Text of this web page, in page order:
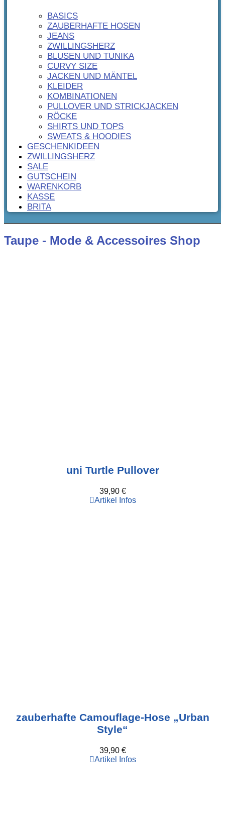
BASICS
ZAUBERHAFTE HOSEN
JEANS
ZWILLINGSHERZ
BLUSEN UND TUNIKA
CURVY SIZE
JACKEN UND MÄNTEL
KLEIDER
KOMBINATIONEN
PULLOVER UND STRICKJACKEN
RÖCKE
SHIRTS UND TOPS
SWEATS & HOODIES
GESCHENKIDEEN
ZWILLINGSHERZ
SALE
GUTSCHEIN
WARENKORB
KASSE
BRITA
Taupe - Mode & Accessoires Shop
uni Turtle Pullover
39,90 €
Artikel Infos
zauberhafte Camouflage-Hose „Urban
Style“
39,90 €
Artikel Infos